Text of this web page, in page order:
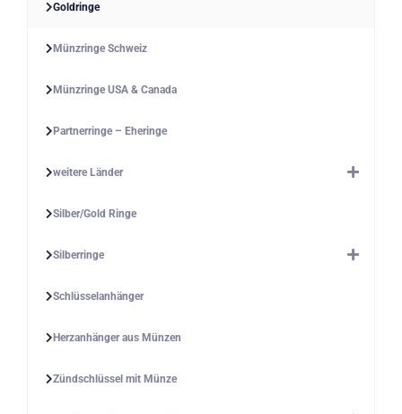
Goldringe
Münzringe Schweiz
Münzringe USA & Canada
Partnerringe – Eheringe
weitere Länder
Silber/Gold Ringe
Silberringe
Schlüsselanhänger
Herzanhänger aus Münzen
Zündschlüssel mit Münze